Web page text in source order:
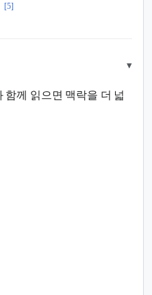
[5]
▾
함께 읽으면 맥락을 더 넓